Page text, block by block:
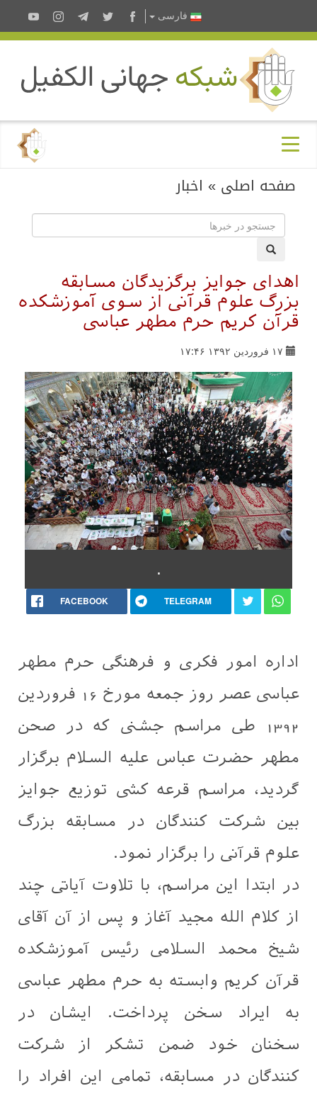
فارسى
صفحه اصلی » اخبار
اهدای جوایز برگزیدگان مسابقه
بزرگ علوم قرآنی از سوی آموزشکده
قرآن کریم حرم مطهر عباسی
۱۷ فروردین ۱۳۹۲ ۱۷:۴۶
.
FACEBOOK TELEGRAM
اداره امور فکری و فرهنگی حرم مطهر
عباسی عصر روز جمعه مورخ 16 فروردین
1392 طی مراسم جشنی که در صحن
مطهر حضرت عباس علیه السلام برگزار
گردید، مراسم قرعه کشی توزیع جوایز
بین شرکت کنندگان در مسابقه بزرگ
علوم قرآنی را برگزار نمود.
در ابتدا این مراسم، با تلاوت آیاتی چند
از کلام الله مجید آغاز و پس از آن آقای
شیخ محمد السلامی رئیس آموزشکده
قرآن کریم وابسته به حرم مطهر عباسی
به ایراد سخن پرداخت. ایشان در
سخنان خود ضمن تشکر از شرکت
کنندگان در مسابقه، تمامی این افراد را